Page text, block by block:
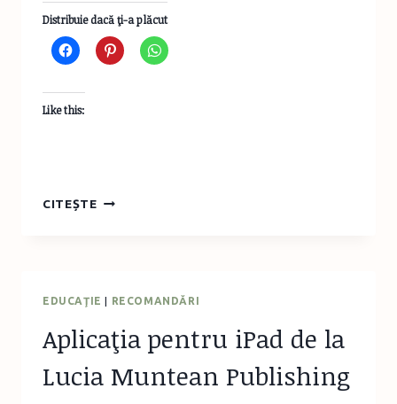
Distribuie dacă ţi-a plăcut
Like this:
CITEȘTEPICTURĂ
EDUCAŢIE | RECOMANDĂRI
Aplicaţia pentru iPad de la
Lucia Muntean Publishing